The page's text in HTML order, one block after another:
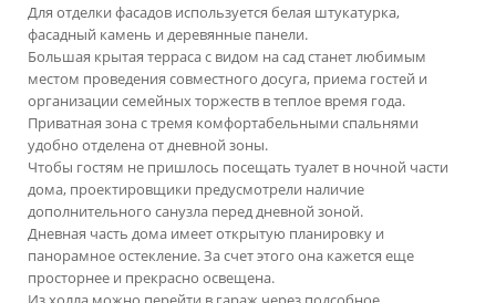
Для отделки фасадов используется белая штукатурка,
фасадный камень и деревянные панели.
Большая крытая терраса с видом на сад станет любимым
местом проведения совместного досуга, приема гостей и
организации семейных торжеств в теплое время года.
Приватная зона с тремя комфортабельными спальнями
удобно отделена от дневной зоны.
Чтобы гостям не пришлось посещать туалет в ночной части
дома, проектировщики предусмотрели наличие
дополнительного санузла перед дневной зоной.
Дневная часть дома имеет открытую планировку и
панорамное остекление. За счет этого она кажется еще
просторнее и прекрасно освещена.